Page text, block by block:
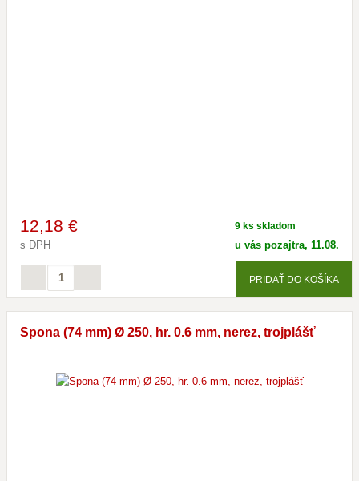
12,18 €
s DPH
9 ks skladom
u vás pozajtra, 11.08.
PRIDAŤ DO KOŠÍKA
Spona (74 mm) Ø 250, hr. 0.6 mm, nerez, trojplášť